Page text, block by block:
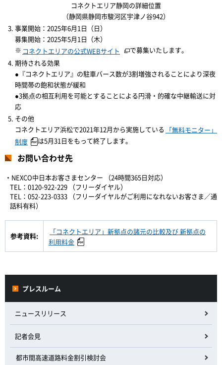
コネクトエリア静岡の詳細位置
（静岡県静岡市駿河区宇津ノ谷942）
事業開始：2025年6月1日（日）
募集開始：2025年5月1日（木）
※ コネクトエリアの公式WEBサイト
で募集いたします。
期待される効果
●『コネクトエリア』の駐車バース数が3割増強されることにより深夜
時間帯の飽和状態が緩和
●3拠点の相互利用を可能とすることによる円滑・的確な中継輸送に対
応
その他
コネクトエリア浜松で2021年12月から実施している
「無料モニター」
制度
は5月31日をもって終了します。
お問い合わせ先
・NEXCO中日本お客さまセンター （24時間365日対応）
TEL：0120-922-229 （フリーダイヤル）
TEL：052-223-0333 （フリーダイヤルがご利用になれないお客さま／通
話料有料）
参考資料:
「コネクトエリア」新拠点の諸元の比較及び 新拠点の
利用料金
プレスルーム
ニュースリリース
記者会見
都市間高速道路料金割引検討会